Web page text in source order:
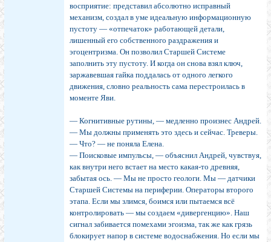
восприятие: представил абсолютно исправный
механизм, создал в уме идеальную информационную
пустоту — «отпечаток» работающей детали,
лишенный его собственного раздражения и
эгоцентризма. Он позволил Старшей Системе
заполнить эту пустоту. И когда он снова взял ключ,
заржавевшая гайка поддалась от одного легкого
движения, словно реальность сама перестроилась в
моменте Яви.
— Когнитивные рутины, — медленно произнес Андрей.
— Мы должны применять это здесь и сейчас. Треверы.
— Что? — не поняла Елена.
— Поисковые импульсы, — объяснил Андрей, чувствуя,
как внутри него встает на место какая-то древняя,
забытая ось. — Мы не просто геологи. Мы — датчики
Старшей Системы на периферии. Операторы второго
этапа. Если мы злимся, боимся или пытаемся всё
контролировать — мы создаем «дивергенцию». Наш
сигнал забивается помехами эгоизма, так же как грязь
блокирует напор в системе водоснабжения. Но если мы